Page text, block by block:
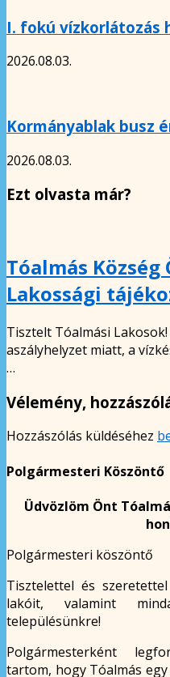
I. fokú vízkorlátozás
2026.08.03.
Kormányablak busz
2026.08.03.
Ezt olvasta már?
Tóalmás
Lakossági
Tisztelt Tóalmási
aszályhelyzet miatt, a
…
Vélemény,
Hozzászólás küldéséhez
Polgármesteri Köszöntő
Üdvözlöm Önt
Polgármesteri köszöntő
Tisztelettel és
lakóit, valamint
településünkre!
Polgármesterként
tartom, hogy Tóalmás